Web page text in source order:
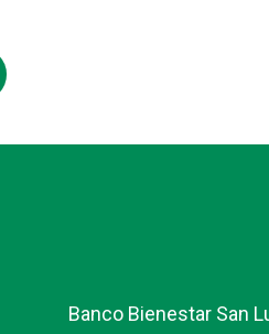
Banco Bienestar San